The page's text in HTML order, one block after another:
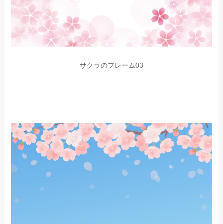
サクラのフレーム03